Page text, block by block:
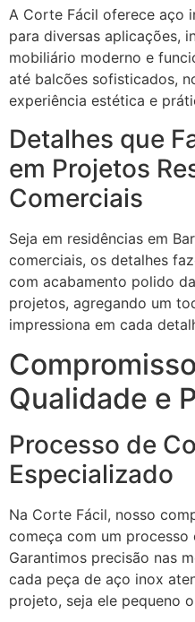
A Corte Fácil oferece aço
para diversas aplicações,
mobiliário moderno e
até balcões sofisticados,
experiência estética e
Detalhes que
em Projetos
Comerciais
Seja em residências em
comerciais, os detalhes
com acabamento polido
projetos, agregando um
impressiona em cada
Qualidade e
Processo de
Especializado
Na Corte Fácil, nosso
começa com um
Garantimos precisão nas
cada peça de aço inox
projeto, seja ele pequeno